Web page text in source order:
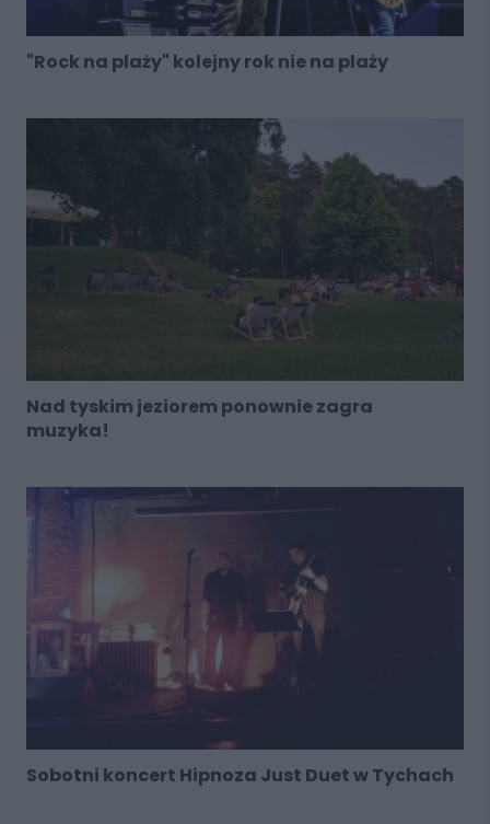
"Rock na plaży" kolejny rok nie na plaży
Nad tyskim jeziorem ponownie zagra
muzyka!
Sobotni koncert Hipnoza Just Duet w Tychach